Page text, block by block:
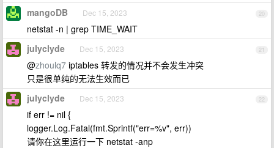
20
mangoDB Dec 15, 2023
netstat -n | grep TIME_WAIT
21
julyclyde Dec 15, 2023
@zhoulq7 iptables 转发的情况并不会发生冲突
只是很单纯的无法生效而已
22
julyclyde Dec 15, 2023
if err != nil {
logger.Log.Fatal(fmt.Sprintf("err=%v", err))
请你在这里运行一下 netstat -anp